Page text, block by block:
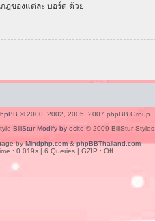
ฎของแต่ละ บอร์ด ด้วย
© 2000, 2002, 2005, 2007 phpBB Group.
BillStur Modify by ecite © 2009 BillStur Styles
byMindphp.com&phpBBThailand.com
: 0.019s | 6 Queries | GZIP : Off